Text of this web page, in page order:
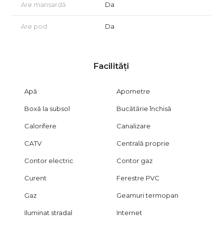
Are mansardă Da
Are pod Da
Facilități
Apă Apometre
Boxă la subsol Bucătărie închisă
Calorifere Canalizare
CATV Centrală proprie
Contor electric Contor gaz
Curent Ferestre PVC
Gaz Geamuri termopan
Iluminat stradal Internet